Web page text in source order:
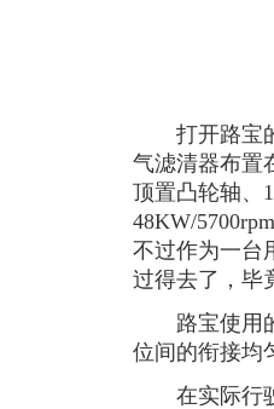
打开路宝的
气滤清器布置
顶置凸轮轴、
48KW/
不过作为一台
过得去了，毕
路宝使用的
位间的衔接均
在实际行驶